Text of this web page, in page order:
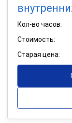
Кол-во часов:
Стоимость:
Старая цена: